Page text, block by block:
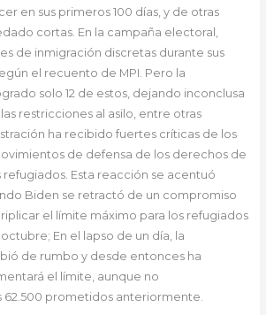
en sus primeros 100 días, y de otras
cortas. En la campaña electoral,
de inmigración discretas durante sus
el recuento de MPI. Pero la
solo 12 de estos, dejando inconclusa
restricciones al asilo, entre otras
ha recibido fuertes críticas de los
de defensa de los derechos de
refugiados. Esta reacción se acentuó
Biden se retractó de un compromiso
el límite máximo para los refugiados
En el lapso de un día, la
de rumbo y desde entonces ha
el límite, aunque no
62.500 prometidos anteriormente.